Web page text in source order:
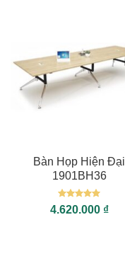
Bàn Họp Hiện Đại
1901BH36
Được xếp
hạng55
4.620.000 ₫